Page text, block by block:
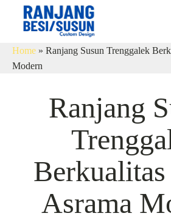
Home » Ranjang Susun Trenggalek
Modern
Ranjang
Asrama